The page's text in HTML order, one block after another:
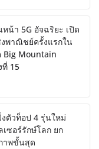
หน้า 5G อัจฉริยะ เปิด
งพาณิชย์ครั้งแรกใน
Big Mountain
ที่ 15
ตัวท็อป 4 รุ่นใหม่
เซอร์รักษ์โลก ยก
าพขั้นสุด